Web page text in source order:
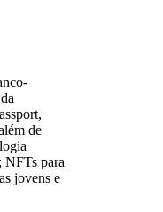
de
NFTs para
jovens e